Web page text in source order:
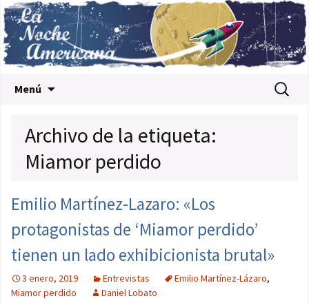
Menú Buscar:
Archivo de la etiqueta:
Miamor perdido
Emilio Martínez-Lazaro: «Los
protagonistas de ‘Miamor perdido’
tienen un lado exhibicionista brutal»
3 enero, 2019 Entrevistas Emilio Martínez-Lázaro,
Miamor perdido
Daniel Lobato